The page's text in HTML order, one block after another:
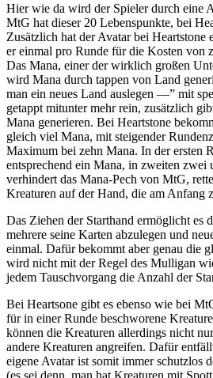
Hier wie da wird der Spieler durch eine
MtG hat dieser 20 Lebenspunkte, bei
Zusätzlich hat der Avatar bei Heartstone
er einmal pro Runde für die Kosten von
Das Mana, einer der wirklich großen
wird Mana durch tappen von Land
man ein neues Land auslegen —” mit
getappt mitunter mehr rein, zusätzlich
Mana generieren. Bei Heartstone
gleich viel Mana, mit steigender
Maximum bei zehn Mana. In der ersten
entsprechend ein Mana, in zweiten zwei
verhindert das Mana-Pech von MtG,
Kreaturen auf der Hand, die am Anfang
Das Ziehen der Starthand ermöglicht es
mehrere seine Karten abzulegen und
einmal. Dafür bekommt aber genau die
wird nicht mit der Regel des Mulligan
jedem Tauschvorgang die Anzahl der
Bei Heartsone gibt es ebenso wie bei
für in einer Runde beschworene
können die Kreaturen allerdings nicht
andere Kreaturen angreifen. Dafür
eigene Avatar ist somit immer schutzlos
(es sei denn, man hat Kreaturen mit